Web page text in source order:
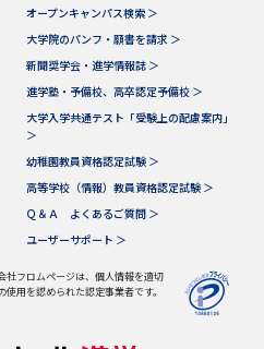
オープンキャンパス検索 ＞
大学院のパンフ・願書を請求 ＞
新聞奨学会・進学情報誌 ＞
進学塾・予備校、高卒認定予備校 ＞
大学入学共通テスト「受験上の配慮案内」
＞
幼稚園教員資格認定試験 ＞
高等学校（情報）教員資格認定試験 ＞
Ｑ＆Ａ よくあるご質問 ＞
ユーザーサポート ＞
社フロムページは、個人情報を適切
用を認められた認定事業者です。